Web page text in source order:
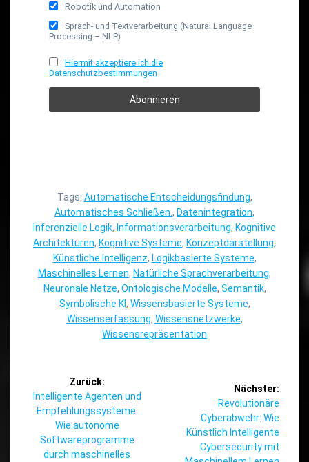
Robotik und Automation
Sprach- und Textverarbeitung (Natural Language
Processing – NLP)
Hiermit akzeptiere ich die
Datenschutzbestimmungen
Tags: Automatische Entscheidungsfindung,
Automatisches Schließen. , Datenintegration,
Inferenzielle Logik, Informationsverarbeitung, Kognitive
Architekturen, Kognitive Systeme, Konzeptdarstellung,
Künstliche Intelligenz, Logikbasierte Systeme,
Maschinelles Lernen, Natürliche Sprachverarbeitung,
Neuronale Netze, Ontologische Modelle, Semantik,
Symbolische KI, Wissensbasierte Systeme,
Wissenserfassung, Wissensnetzwerke,
Wissensrepräsentation
Beitragsnavigation
Zurück:
Vorheriger
Beitrag:
Intelligente Agenten und
Empfehlungssysteme:
Wie autonome
Softwareprogramme
durch maschinelles
Nächster:
Nächster
Beitrag:
Revolutionäre
Cyberabwehr: Wie
Künstlich Intelligente
Cybersecurity mit